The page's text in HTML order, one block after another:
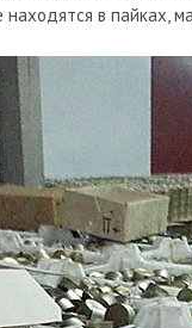
в пайках,